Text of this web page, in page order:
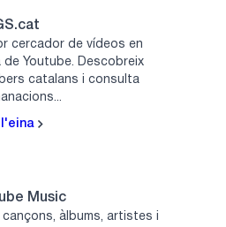
cercador de vídeos en
de Youtube. Descobreix
catalans i consulta
l'eina
Music
cançons, àlbums, artistes i